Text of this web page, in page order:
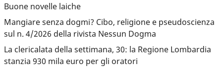
Buone novelle laiche
Mangiare senza dogmi? Cibo, religione e pseudoscienza
sul n. 4/2026 della rivista Nessun Dogma
La clericalata della settimana, 30: la Regione Lombardia
stanzia 930 mila euro per gli oratori